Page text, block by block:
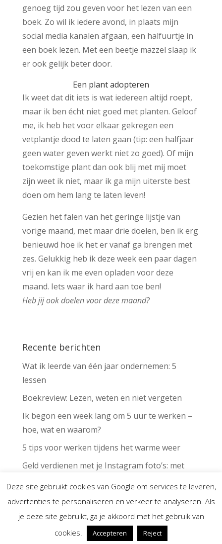
genoeg tijd zou geven voor het lezen van een
boek. Zo wil ik iedere avond, in plaats mijn
social media kanalen afgaan, een halfuurtje in
een boek lezen. Met een beetje mazzel slaap ik
er ook gelijk beter door.
Een plant adopteren
Ik weet dat dit iets is wat iedereen altijd roept,
maar ik ben écht niet goed met planten. Geloof
me, ik heb het voor elkaar gekregen een
vetplantje dood te laten gaan (tip: een halfjaar
geen water geven werkt niet zo goed). Of mijn
toekomstige plant dan ook blij met mij moet
zijn weet ik niet, maar ik ga mijn uiterste best
doen om hem lang te laten leven!
Gezien het falen van het geringe lijstje van
vorige maand, met maar drie doelen, ben ik erg
benieuwd hoe ik het er vanaf ga brengen met
zes. Gelukkig heb ik deze week een paar dagen
vrij en kan ik me even opladen voor deze
maand. Iets waar ik hard aan toe ben!
Heb jij ook doelen voor deze maand?
Recente berichten
Wat ik leerde van één jaar ondernemen: 5
lessen
Boekreview: Lezen, weten en niet vergeten
Ik begon een week lang om 5 uur te werken –
hoe, wat en waarom?
5 tips voor werken tijdens het warme weer
Geld verdienen met je Instagram foto’s: met
Marlot Bastiaenen | KVK 72622814
Deze site gebruikt cookies van Google om services te leveren,
advertenties te personaliseren en verkeer te analyseren. Als
je deze site gebruikt, ga je akkoord met het gebruik van
cookies.
Accepteren Reject